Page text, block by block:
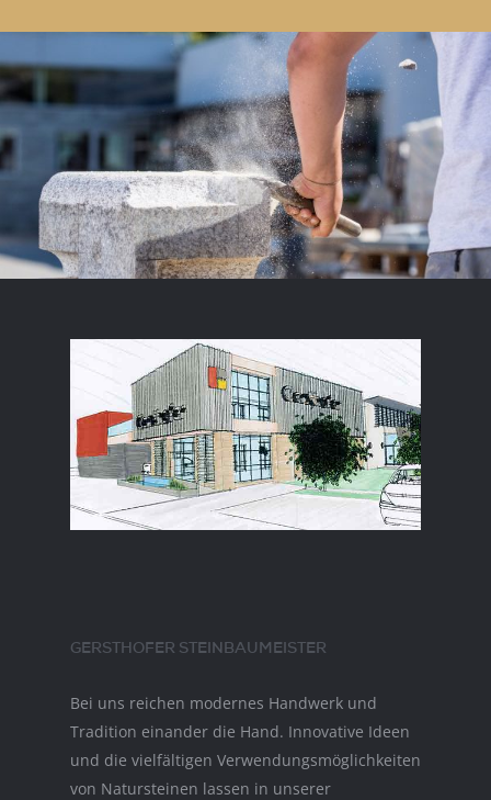
GERSTHOFER STEINBAUMEISTER
Bei uns reichen modernes Handwerk und
Tradition einander die Hand. Innovative Ideen
und die vielfältigen Verwendungsmöglichkeiten
von Natursteinen lassen in unserer